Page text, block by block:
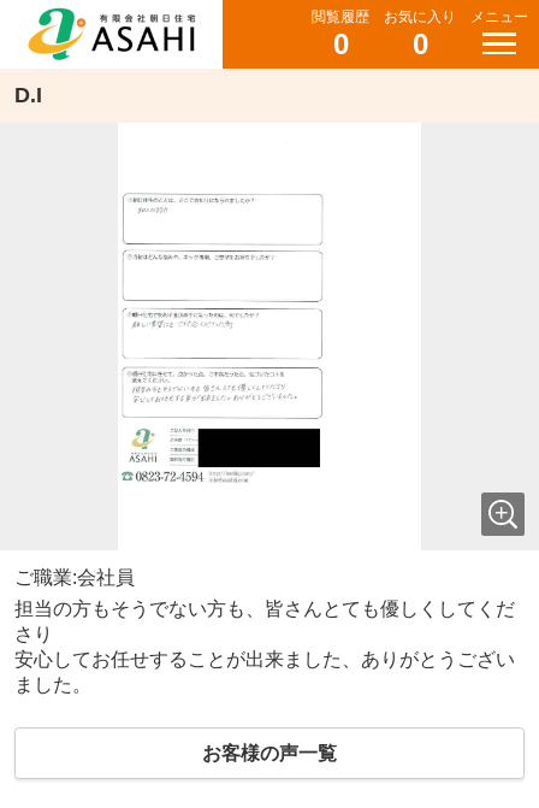
閲覧履歴
0
お気に入り
0
メニュー
D.I
ご職業:会社員
担当の方もそうでない方も、皆さんとても優しくしてくだ
さり
安心してお任せすることが出来ました、ありがとうござい
ました。
お客様の声一覧